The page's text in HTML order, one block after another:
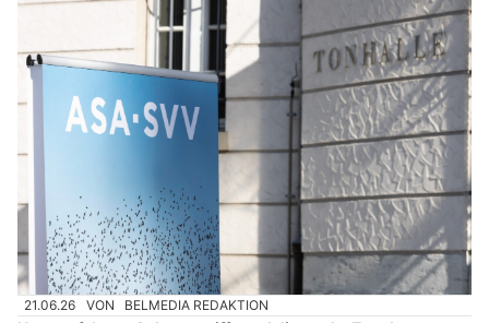
21.06.26 VON BELMEDIA REDAKTION